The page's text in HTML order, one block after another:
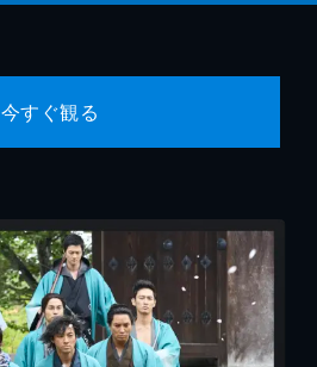
今すぐ観る